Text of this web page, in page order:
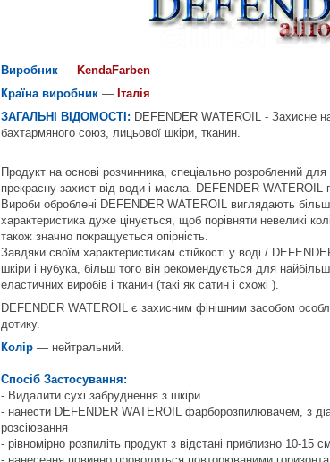
Виробник — KendaFarben
Країна виробник — Італія
ЗАГАЛЬНІ ВІДОМОСТІ: DEFENDER WATEROIL - Захисне
бахтармяного союз, лицьової шкіри, тканин.
Продукт на основі розчинника, спеціально розроблений
прекрасну захист від води і масла. DEFENDER WATEROIL
Вироби оброблені DEFENDER WATEROIL виглядають
характеристика дуже цінується, щоб порівняти невеликі
також значно покращується опірність.
Завдяки своїм характеристикам стійкості у воді /
шкіри і нубука, більш того він рекомендується для
еластичних виробів і тканин (такі як сатин і схожі ).
DEFENDER WATEROIL є захисним фінішним засобом
дотику.
Колір — нейтральний.
Спосіб Застосування:
- Видалити сухі забруднення з шкіри
- нанести DEFENDER WATEROIL фарборозпилювачем, з
розсіювання
- рівномірно розпиліть продукт з відстані приблизно 10-